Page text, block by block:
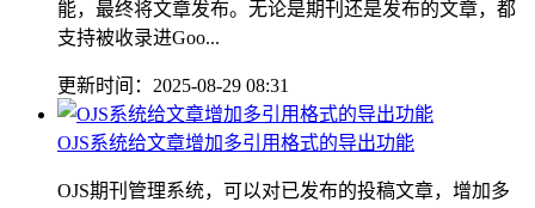
能，最终将文章发布。无论是期刊还是发布的文章，都
支持被收录进Goo...
更新时间：2025-08-29 08:31
OJS系统给文章增加多引用格式的导出功能
OJS期刊管理系统，可以对已发布的投稿文章，增加多